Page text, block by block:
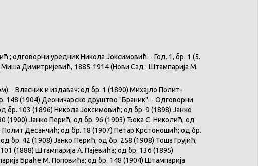
одговорни уредник Никола Јоксимовић. - Год. 1, бр. 1 (5.
Миша Димитријевић, 1885-1914 (Нови Сад : Штампарија М.
- Власник и издавач: од бр. 1 (1890) Михајло Полит-
148 (1904) Деоничарско друштво "Браник". - Одговорни
бр. 103 (1896) Никола Јоксимовић; од бр. 9 (1898) Јанко
(1900) Јанко Перић; од бр. 96 (1903) Ђока С. Николић; од
Десанчић; од бр. 18 (1907) Петар Крстоношић; од бр.
бр. 42 (1908) Јанко Перић; од бр. 258 (1908) Тоша Грујић;
(1888) Штампарија А. Пајевића; од бр. 136 (1895)
Браће М. Поповића; од бр. 148 (1904) Штампарија